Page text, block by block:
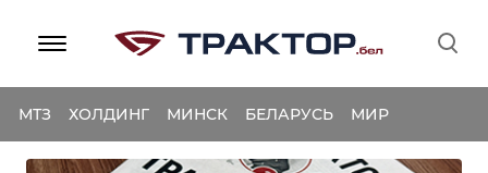
МТЗ ХОЛДИНГ МИНСК БЕЛАРУСЬ МИР